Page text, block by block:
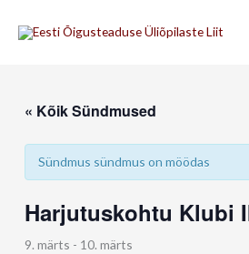
« Kõik Sündmused
Sündmus sündmus on möödas
Harjutuskohtu Klubi
9. märts - 10. märts